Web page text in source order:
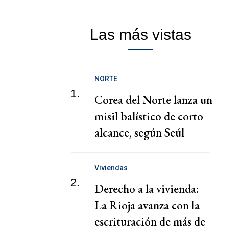
Las más vistas
1.
NORTE
Corea del Norte lanza un
misil balístico de corto
alcance, según Seúl
2.
Viviendas
Derecho a la vivienda:
La Rioja avanza con la
escrituración de más de